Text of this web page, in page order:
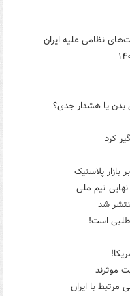
نظامی علیه ایران
بدن یا هشدار جدی؟
کرد
بازار پلاستیک
شد
است!
موثرند
با ایران